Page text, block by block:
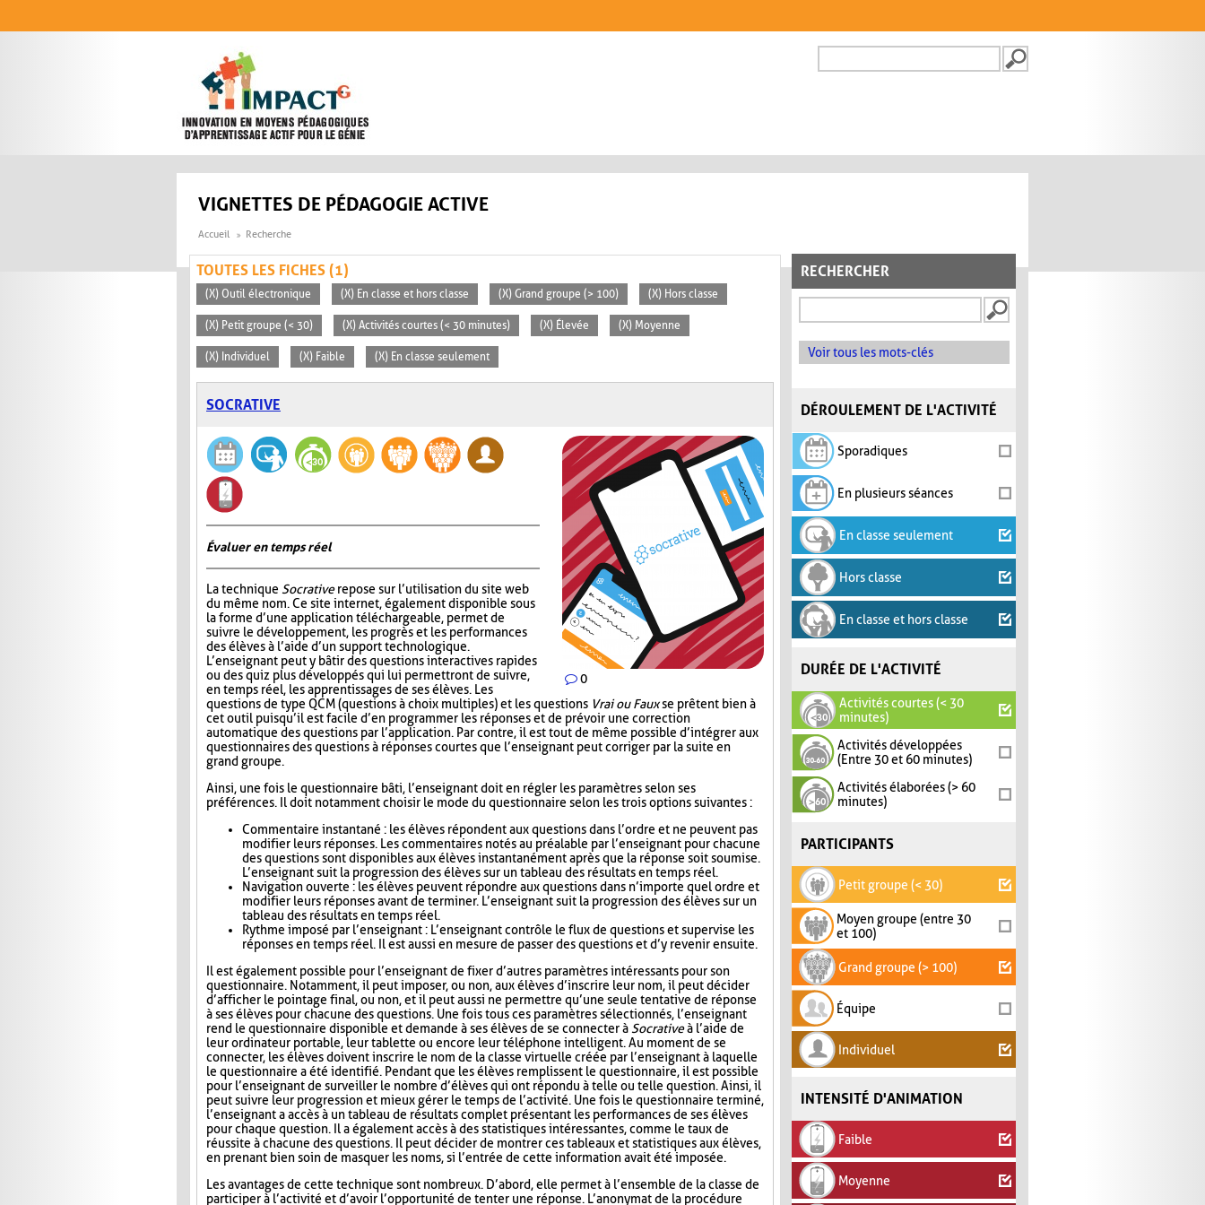
FORMULAIRE DE
VIGNETTES DE PÉDAGOGIE ACTIVE
Accueil Recherche
RECHERCHER
Voir tous les mots-clés
DÉROULEMENT DE L'ACTIVITÉ
Sporadiques
En plusieurs séances
En classe seulement
Hors classe
En classe et hors classe
DURÉE DE L'ACTIVITÉ
Activités courtes (< 30
minutes)
Activités développées
(Entre 30 et 60 minutes)
Activités élaborées (> 60
minutes)
PARTICIPANTS
Petit groupe (< 30)
Moyen groupe (entre 30
et 100)
Grand groupe (> 100)
Équipe
Individuel
INTENSITÉ D'ANIMATION
Faible
Moyenne
TOUTES LES FICHES (1)
(X) Outil électronique (X) En classe et hors classe (X) Grand groupe (> 100) (X) Hors classe
(X) Petit groupe (< 30) (X) Activités courtes (< 30 minutes) (X) Élevée (X) Moyenne
(X) Individuel (X) Faible (X) En classe seulement
SOCRATIVE
0
Évaluer en temps réel
La technique Socrativerepose sur l’utilisation du site web
du même nom. Ce site internet, également disponible sous
la forme d’une application téléchargeable, permet de
suivre le développement, les progrès et les performances
des élèves à l’aide d’un support technologique.
L’enseignant peut y bâtir des questions interactives rapides
ou des quiz plus développés qui lui permettront de suivre,
en temps réel, les apprentissages de ses élèves. Les
questions de type QCM (questions à choix multiples) et les questions Vrai ou Fauxse prêtent bien à
cet outil puisqu’il est facile d’en programmer les réponses et de prévoir une correction
automatique des questions par l’application. Par contre, il est tout de même possible d’intégrer aux
questionnaires des questions à réponses courtes que l’enseignant peut corriger par la suite en
grand groupe.
Ainsi, une fois le questionnaire bâti, l’enseignant doit en régler les paramètres selon ses
préférences. Il doit notamment choisir le mode du questionnaire selon les trois options suivantes :
Commentaire instantané : les élèves répondent aux questions dans l’ordre et ne peuvent pas
modifier leurs réponses. Les commentaires notés au préalable par l’enseignant pour chacune
des questions sont disponibles aux élèves instantanément après que la réponse soit soumise.
L’enseignant suit la progression des élèves sur un tableau des résultats en temps réel.
Navigation ouverte : les élèves peuvent répondre aux questions dans n’importe quel ordre et
modifier leurs réponses avant de terminer. L’enseignant suit la progression des élèves sur un
tableau des résultats en temps réel.
Rythme imposé par l’enseignant : L’enseignant contrôle le flux de questions et supervise les
réponses en temps réel. Il est aussi en mesure de passer des questions et d’y revenir ensuite.
Il est également possible pour l’enseignant de fixer d’autres paramètres intéressants pour son
questionnaire. Notamment, il peut imposer, ou non, aux élèves d’inscrire leur nom, il peut décider
d’afficher le pointage final, ou non, et il peut aussi ne permettre qu’une seule tentative de réponse
à ses élèves pour chacune des questions. Une fois tous ces paramètres sélectionnés, l’enseignant
rend le questionnaire disponible et demande à ses élèves de se connecter àSocrativeà l’aide de
leur ordinateur portable, leur tablette ou encore leur téléphone intelligent. Au moment de se
connecter, les élèves doivent inscrire le nom de la classe virtuelle créée par l’enseignant à laquelle
le questionnaire a été identifié. Pendant que les élèves remplissent le questionnaire, il est possible
pour l’enseignant de surveiller le nombre d’élèves qui ont répondu à telle ou telle question. Ainsi, il
peut suivre leur progression et mieux gérer le temps de l’activité. Une fois le questionnaire terminé,
l’enseignant a accès à un tableau de résultats complet présentant les performances de ses élèves
pour chaque question. Il a également accès à des statistiques intéressantes, comme le taux de
réussite à chacune des questions. Il peut décider de montrer ces tableaux et statistiques aux élèves,
en prenant bien soin de masquer les noms, si l’entrée de cette information avait été imposée.
Les avantages de cette technique sont nombreux. D’abord, elle permet à l’ensemble de la classe de
participer à l’activité et d’avoir l’opportunité de tenter une réponse. L’anonymat de la procédure